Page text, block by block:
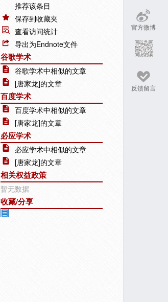
官方微博
反馈留言
推荐该条目
保存到收藏夹
查看访问统计
导出为Endnote文件
谷歌学术
谷歌学术中相似的文章
[唐家龙]的文章
百度学术
百度学术中相似的文章
[唐家龙]的文章
必应学术
必应学术中相似的文章
[唐家龙]的文章
相关权益政策
暂无数据
收藏/分享